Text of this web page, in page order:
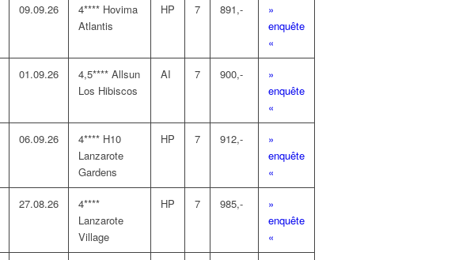
09.09.26
4**** Hovima
Atlantis
HP 7 891,-
»
enquête
«
01.09.26
4,5**** Allsun
Los Hibiscos
AI 7 900,-
»
enquête
«
06.09.26
4**** H10
Lanzarote
Gardens
HP 7 912,-
»
enquête
«
27.08.26
4****
Lanzarote
Village
HP 7 985,-
»
enquête
«